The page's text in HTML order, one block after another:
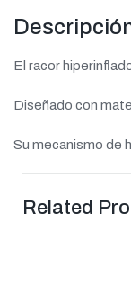
El racor
Diseñado con
Su mecanismo de
Related